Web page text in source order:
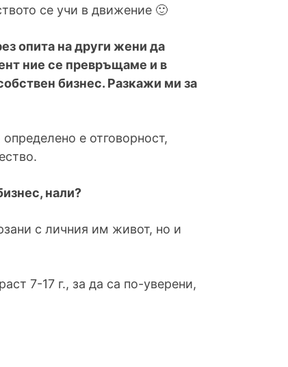
се учи в движение 🙂
опита на други жени да
ние се превръщаме и в
бизнес. Разкажи ми за
е отговорност,
нали?
с личния им живот, но и
7-17 г., за да са по-уверени,